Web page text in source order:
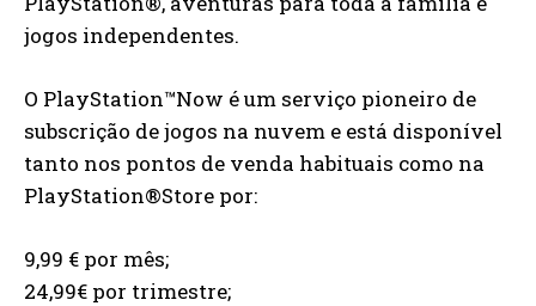
jogos independentes.
O PlayStation™Now é um serviço pioneiro de
subscrição de jogos na nuvem e está disponível
tanto nos pontos de venda habituais como na
PlayStation®Store por:
9,99 € por mês;
24,99€ por trimestre;